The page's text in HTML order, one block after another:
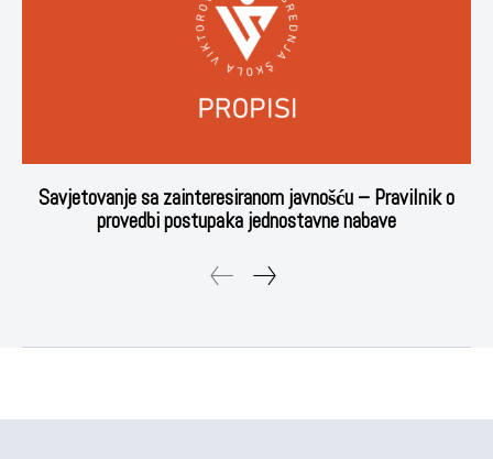
Savjetovanje sa zainteresiranom javnošću – Pravilnik o
provedbi postupaka jednostavne nabave